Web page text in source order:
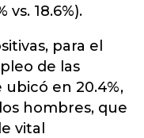
vs. 18.6%).
para el
de las
ubicó en 20.4%,
hombres, que
vital